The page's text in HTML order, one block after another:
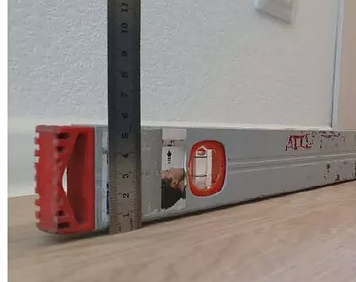
юриста при приемке
Строительная экспертиза квартиры в новостройке
Взыскание с застройщика компенсации за строительные
недостатки
Взыскание с застройщика неустойки за просрочку по
ДДУ
Расторжение ДДУ в одностороннем порядке
Признание права собственности через суд
Проверка застройщика и новостройки
Юридическое сопровождение сделок
Регистрация права собственности
Иные споры с застройщиком и услуги юриста по ДДУ
Услуги риэлтора по сопровождению сделок с
недвижимостью
Требуется помощь в споре с застройщиком?